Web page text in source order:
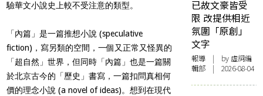
驗華文小說史上較不受注意的類型。
「內篇」是一篇推想小說 (speculative
fiction)，寫另類的空間，一個又正常又怪異的
「超自然」世界，但同時「內篇」也是一篇關
於北京古今的「歷史」書寫，一篇扣問真相何
價的理念小說 (a novel of ideas)。想到在現代
已故文豪皆受
限 改提供相近
氛圍「原創」
文字
報導 | by 虛詞編
輯部 | 2026-08-04